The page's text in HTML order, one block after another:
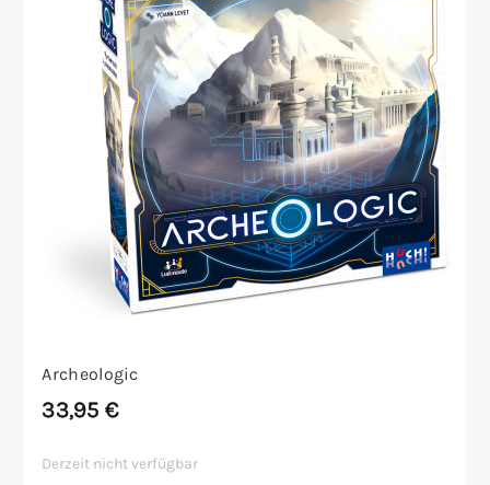
Archeologic
33,95€
Derzeit nicht verfügbar